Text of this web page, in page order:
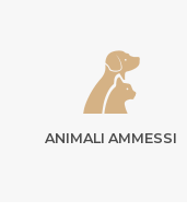
ANIMALI AMMESSI